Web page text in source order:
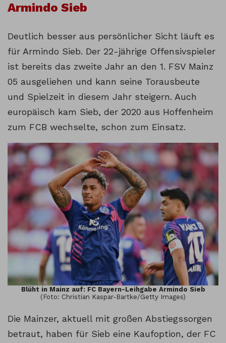
Armindo Sieb
Deutlich besser aus persönlicher Sicht läuft es
für Armindo Sieb. Der 22-jährige Offensivspieler
ist bereits das zweite Jahr an den 1. FSV Mainz
05 ausgeliehen und kann seine Torausbeute
und Spielzeit in diesem Jahr steigern. Auch
europäisch kam Sieb, der 2020 aus Hoffenheim
zum FCB wechselte, schon zum Einsatz.
Blüht in Mainz auf: FC Bayern-Leihgabe Armindo Sieb
(Foto: Christian Kaspar-Bartke/Getty Images)
Die Mainzer, aktuell mit großen Abstiegssorgen
betraut, haben für Sieb eine Kaufoption, der FC